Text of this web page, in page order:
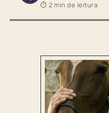
⏱ 2 min de leitura